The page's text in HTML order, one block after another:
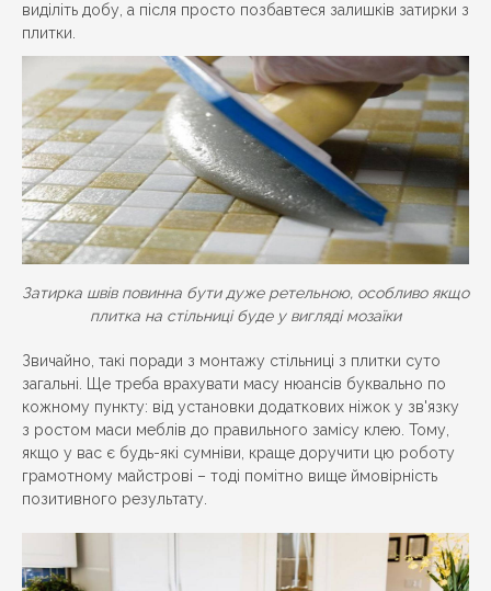
виділіть добу, а після просто позбавтеся залишків затирки з
плитки.
Затирка швів повинна бути дуже ретельною, особливо якщо
плитка на стільниці буде у вигляді мозаїки
Звичайно, такі поради з монтажу стільниці з плитки суто
загальні. Ще треба врахувати масу нюансів буквально по
кожному пункту: від установки додаткових ніжок у зв'язку
з ростом маси меблів до правильного замісу клею. Тому,
якщо у вас є будь-які сумніви, краще доручити цю роботу
грамотному майстрові – тоді помітно вище ймовірність
позитивного результату.